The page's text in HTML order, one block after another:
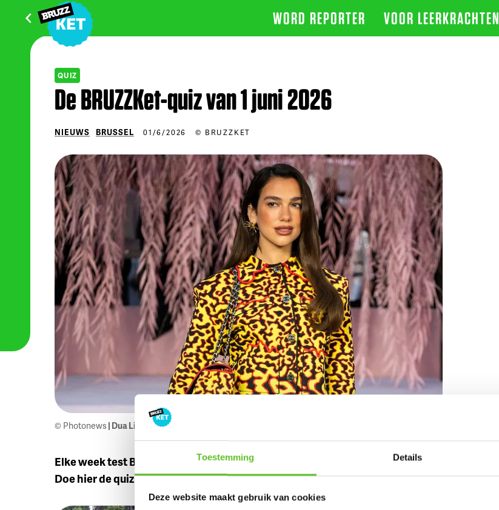
Toestemming Details
Deze website maakt gebruik van cookies
WORD REPORTER VOOR LEERKRACHTEN
QUIZ
De BRUZZKet-quiz van 1 juni 2026
NIEUWS BRUSSEL 01/6/2026 © BRUZZKET
© Photonews| Dua Lipa
Elke week test BRUZZKet of jullie het Brusselse nieuws goed hebben gevolgd.
Doe hier de quiz van 1 juni 2026.